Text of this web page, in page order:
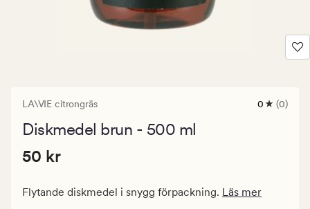
LA\VIE citrongräs
0
0 (0)
Diskmedel brun - 500 ml
Pris
Ordinarie
Pris 50 kr
50 kr
Flytande diskmedel i snygg förpackning. Läs mer